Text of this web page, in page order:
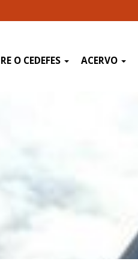
O CEDEFES ACERVO